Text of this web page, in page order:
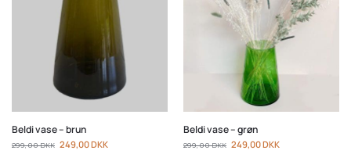
Beldi vase – brun
299,00DKK 249,00DKK
Beldi vase – grøn
299,00DKK 249,00DKK